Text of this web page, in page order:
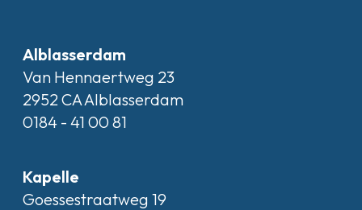
Alblasserdam
Van Hennaertweg 23
2952 CA Alblasserdam
0184 - 41 00 81
Kapelle
Goessestraatweg 19